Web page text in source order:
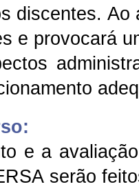
discentes.
e provocará
e a
serão